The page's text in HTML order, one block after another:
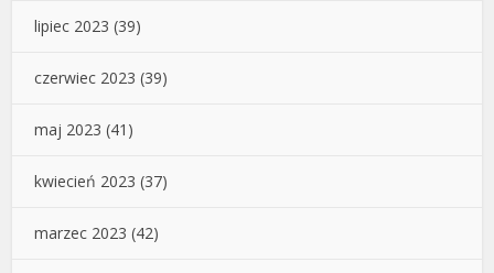
lipiec 2023 (39)
czerwiec 2023 (39)
maj 2023 (41)
kwiecień 2023 (37)
marzec 2023 (42)